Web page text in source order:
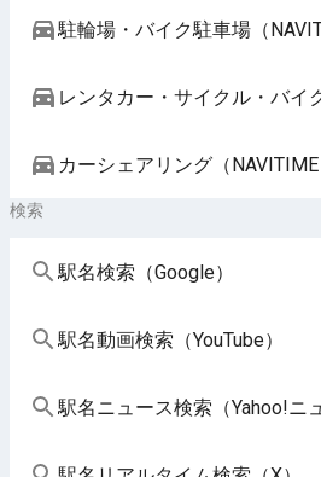
駐輪場・バイク駐車場（
レンタカー・サイクル・バイ
カーシェアリング（NAVITIME
検索
駅名検索（Google）
駅名動画検索（YouTube）
駅名ニュース検索（Yahoo!ニ